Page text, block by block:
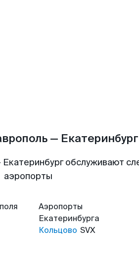
— Екатеринбург
обслуживают
аэропорты
Аэропорты
Екатеринбурга
Кольцово SVX